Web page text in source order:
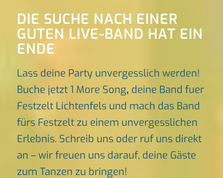
DIE SUCHE NACH EINER
GUTEN LIVE-BAND HAT EIN
ENDE
Lass deine Party unvergesslich werden!
Buche jetzt 1 More Song, deine Band fuer
Festzelt Lichtenfels und mach das Band
fürs Festzelt zu einem unvergesslichen
Erlebnis. Schreib uns oder ruf uns direkt
an – wir freuen uns darauf, deine Gäste
zum Tanzen zu bringen!